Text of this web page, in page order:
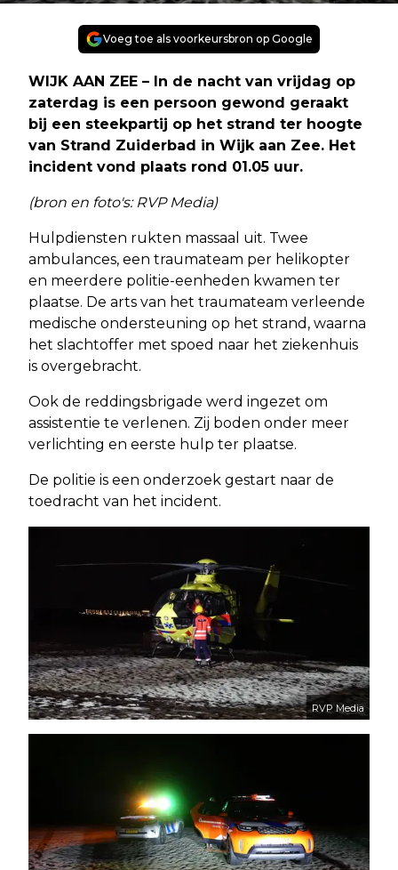
Voeg toe als voorkeursbron op Google
WIJK AAN ZEE – In de nacht van vrijdag op
zaterdag is een persoon gewond geraakt
bij een steekpartij op het strand ter hoogte
van Strand Zuiderbad in Wijk aan Zee. Het
incident vond plaats rond 01.05 uur.
(bron en foto's: RVP Media)
Hulpdiensten rukten massaal uit. Twee
ambulances, een traumateam per helikopter
en meerdere politie-eenheden kwamen ter
plaatse. De arts van het traumateam verleende
medische ondersteuning op het strand, waarna
het slachtoffer met spoed naar het ziekenhuis
is overgebracht.
Ook de reddingsbrigade werd ingezet om
assistentie te verlenen. Zij boden onder meer
verlichting en eerste hulp ter plaatse.
De politie is een onderzoek gestart naar de
toedracht van het incident.
RVP Media